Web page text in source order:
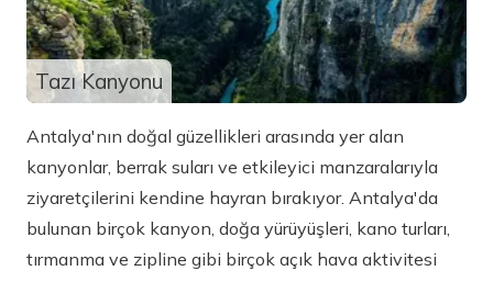
Tazı Kanyonu
Antalya'nın doğal güzellikleri arasında yer alan
kanyonlar, berrak suları ve etkileyici manzaralarıyla
ziyaretçilerini kendine hayran bırakıyor. Antalya'da
bulunan birçok kanyon, doğa yürüyüşleri, kano turları,
tırmanma ve zipline gibi birçok açık hava aktivitesi